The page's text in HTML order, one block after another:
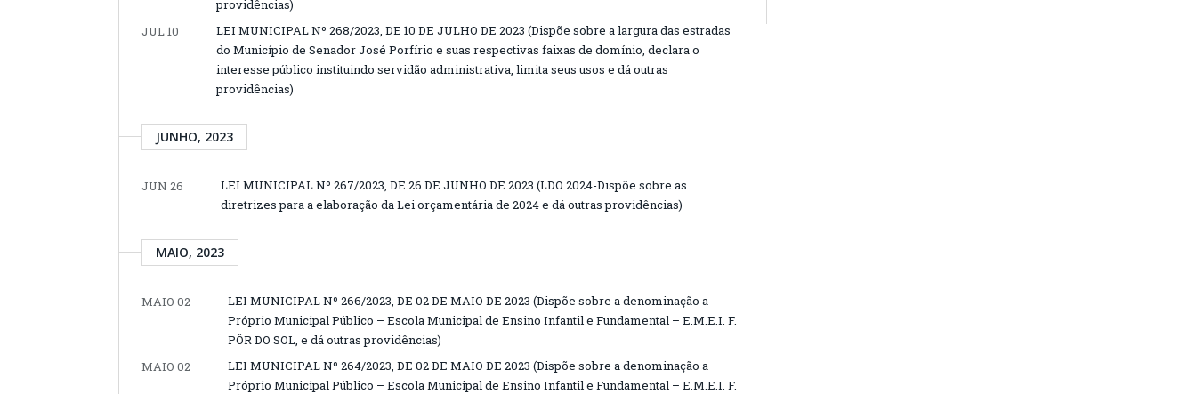
providências)
JUL 10
LEI MUNICIPAL Nº 268/2023, DE 10 DE JULHO DE 2023 (Dispõe sobre a largura das estradas
do Município de Senador José Porfírio e suas respectivas faixas de domínio, declara o
interesse público instituindo servidão administrativa, limita seus usos e dá outras
providências)
JUNHO, 2023
JUN 26
LEI MUNICIPAL Nº 267/2023, DE 26 DE JUNHO DE 2023 (LDO 2024-Dispõe sobre as
diretrizes para a elaboração da Lei orçamentária de 2024 e dá outras providências)
MAIO, 2023
MAIO 02
LEI MUNICIPAL Nº 266/2023, DE 02 DE MAIO DE 2023 (Dispõe sobre a denominação a
Próprio Municipal Público – Escola Municipal de Ensino Infantil e Fundamental – E.M.E.I. F.
PÔR DO SOL, e dá outras providências)
MAIO 02
LEI MUNICIPAL Nº 264/2023, DE 02 DE MAIO DE 2023 (Dispõe sobre a denominação a
Próprio Municipal Público – Escola Municipal de Ensino Infantil e Fundamental – E.M.E.I. F.